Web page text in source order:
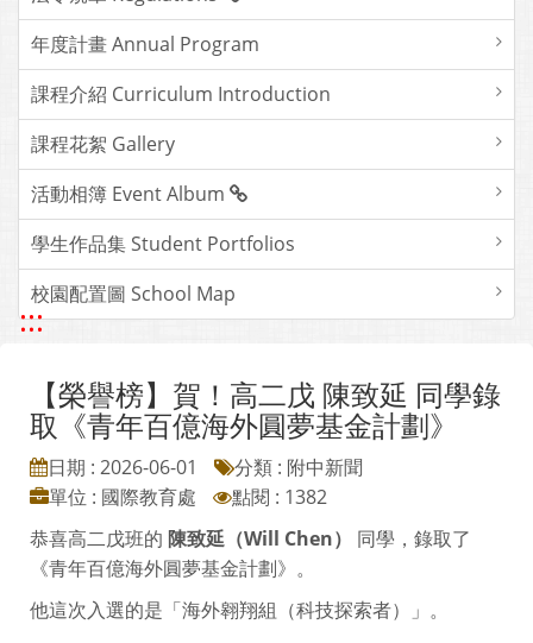
年度計畫 Annual Program
課程介紹 Curriculum Introduction
課程花絮 Gallery
活動相簿 Event Album
學生作品集 Student Portfolios
校園配置圖 School Map
:::
【榮譽榜】賀！高二戊 陳致延 同學錄
取《青年百億海外圓夢基金計劃》
日期 : 2026-06-01
分類 : 附中新聞
單位 : 國際教育處
點閱 : 1382
恭喜高二戊班的 陳致延（Will Chen）
同學，錄取了
《青年百億海外圓夢基金計劃》。
他這次入選的是「海外翱翔組（科技探索者）」。